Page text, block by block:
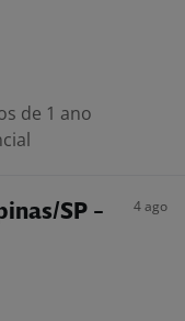
de 1 ano
SP -
4 ago